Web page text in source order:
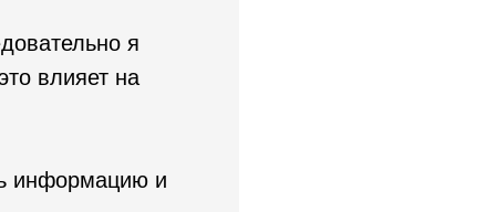
я
влияет на
информацию и